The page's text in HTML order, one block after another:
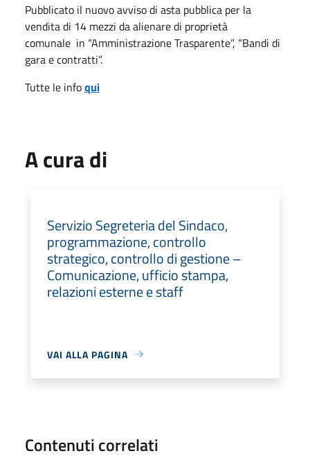
Pubblicato il nuovo avviso di asta pubblica per la
vendita di 14 mezzi da alienare di proprietà
comunale in “Amministrazione Trasparente”, “Bandi di
gara e contratti”.
Tutte le infoqui
A cura di
Servizio Segreteria del Sindaco,
programmazione, controllo
strategico, controllo di gestione –
Comunicazione, ufficio stampa,
relazioni esterne e staff
VAI ALLA PAGINA
Contenuti correlati